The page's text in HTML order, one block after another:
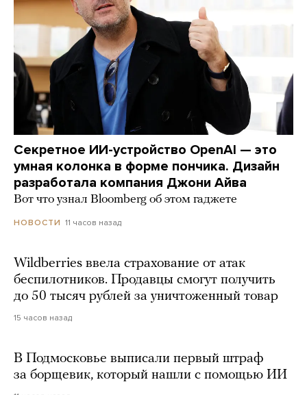
Секретное ИИ-устройство OpenAI — это
умная колонка в форме пончика. Дизайн
разработала компания Джони Айва
Вот что узнал Bloomberg об этом гаджете
НОВОСТИ 11 часов назад
Wildberries ввела страхование от атак
беспилотников. Продавцы смогут получить
до 50 тысяч рублей за уничтоженный товар
15 часов назад
В Подмосковье выписали первый штраф
за борщевик, который нашли с помощью ИИ